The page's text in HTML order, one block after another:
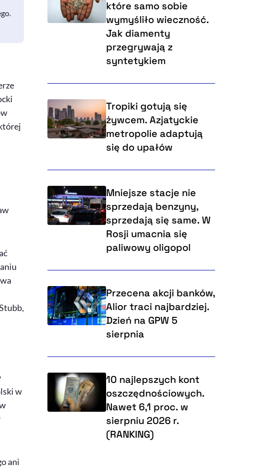
w
ani
które samo sobie
wymyśliło wieczność.
Jak diamenty
przegrywają z
syntetykiem
Tropiki gotują się
żywcem. Azjatyckie
metropolie adaptują
się do upałów
Mniejsze stacje nie
sprzedają benzyny,
sprzedają się same. W
Rosji umacnia się
paliwowy oligopol
Przecena akcji banków,
Alior traci najbardziej.
Dzień na GPW 5
sierpnia
10 najlepszych kont
oszczędnościowych.
Nawet 6,1 proc. w
sierpniu 2026 r.
(RANKING)